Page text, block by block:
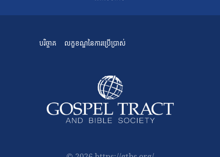
បរិច្ចាគ លក្ខខណ្ឌនៃការប្រើប្រាស់